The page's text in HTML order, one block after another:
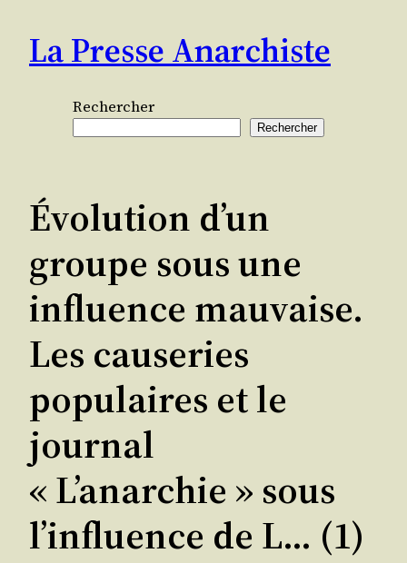
contenu
La Presse Anarchiste
Rechercher
Rechercher
Évolution d’un
groupe sous une
influence mauvaise.
Les causeries
populaires et le
journal
« L’anarchie » sous
l’influence de L… (1)